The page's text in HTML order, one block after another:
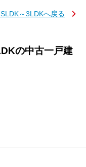
～3LDKへ戻る
の中古一戸建